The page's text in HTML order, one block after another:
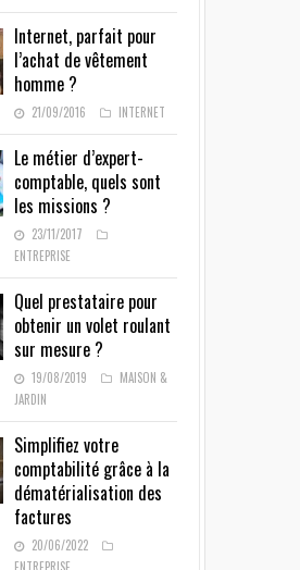
Internet, parfait pour
l’achat de vêtement
homme ?
21/09/2016 INTERNET
Le métier d’expert-
comptable, quels sont
les missions ?
23/11/2017
ENTREPRISE
Quel prestataire pour
obtenir un volet roulant
sur mesure ?
19/08/2019
MAISON &
JARDIN
Simplifiez votre
comptabilité grâce à la
dématérialisation des
factures
20/06/2022